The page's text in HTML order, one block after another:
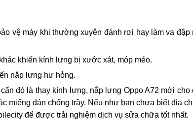
Oppo A72 uy tín
vệ máy khi thường xuyên đánh rơi hay làm va đập